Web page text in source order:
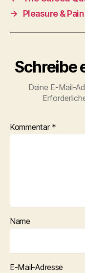
→
Pleasure & Pain
Schreibe
Deine E-Mail-
Kommentar *
Name
E-Mail-Adresse